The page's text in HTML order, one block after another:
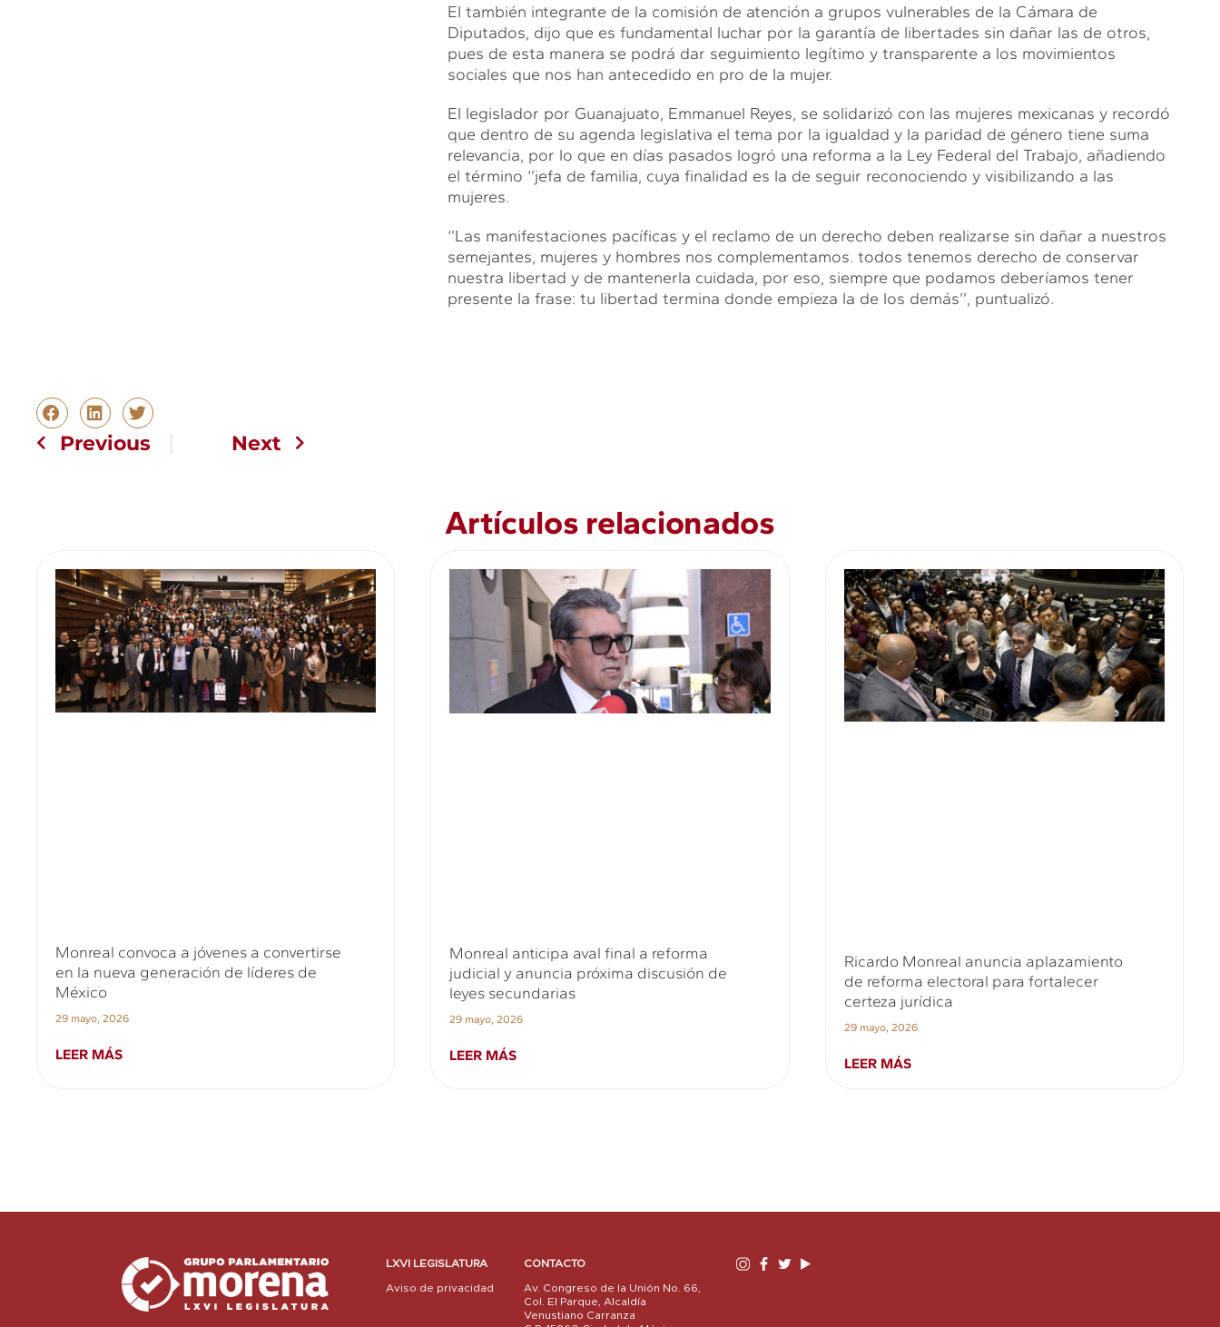
El también integrante de la comisión de atención a grupos vulnerables de la Cámara de
Diputados, dijo que es fundamental luchar por la garantía de libertades sin dañar las de otros,
pues de esta manera se podrá dar seguimiento legítimo y transparente a los movimientos
sociales que nos han antecedido en pro de la mujer.
El legislador por Guanajuato, Emmanuel Reyes, se solidarizó con las mujeres mexicanas y recordó
que dentro de su agenda legislativa el tema por la igualdad y la paridad de género tiene suma
relevancia, por lo que en días pasados logró una reforma a la Ley Federal del Trabajo, añadiendo
el término ‘’jefa de familia, cuya finalidad es la de seguir reconociendo y visibilizando a las
mujeres.
‘’Las manifestaciones pacíficas y el reclamo de un derecho deben realizarse sin dañar a nuestros
semejantes, mujeres y hombres nos complementamos. todos tenemos derecho de conservar
nuestra libertad y de mantenerla cuidada, por eso, siempre que podamos deberíamos tener
presente la frase: tu libertad termina donde empieza la de los demás’’, puntualizó.
Previous Next
Artículos relacionados
Monreal convoca a jóvenes a convertirse
en la nueva generación de líderes de
México
29 mayo, 2026
LEER MÁS
Monreal anticipa aval final a reforma
judicial y anuncia próxima discusión de
leyes secundarias
29 mayo, 2026
LEER MÁS
Ricardo Monreal anuncia aplazamiento
de reforma electoral para fortalecer
certeza jurídica
29 mayo, 2026
LEER MÁS
LXVI LEGISLATURA
Aviso de privacidad
CONTACTO
Av. Congreso de la Unión No. 66,
Col. El Parque, Alcaldía
Venustiano Carranza